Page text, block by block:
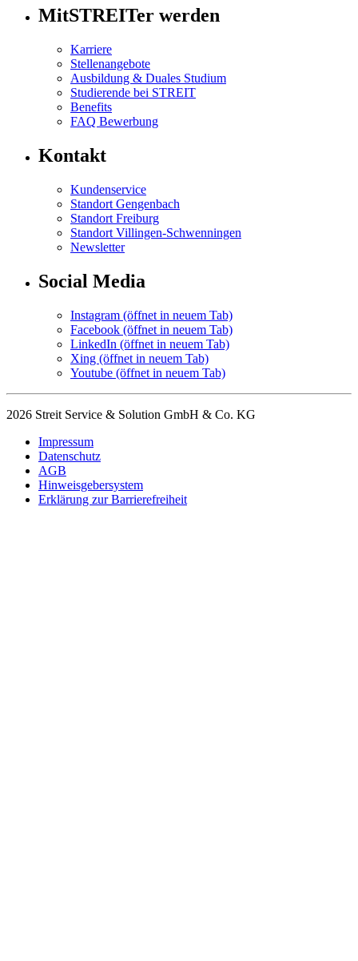
MitSTREITer werden
Karriere
Stellenangebote
Ausbildung & Duales Studium
Studierende bei STREIT
Benefits
FAQ Bewerbung
Kontakt
Kundenservice
Standort Gengenbach
Standort Freiburg
Standort Villingen-Schwenningen
Newsletter
Social Media
Instagram (öffnet in neuem Tab)
Facebook (öffnet in neuem Tab)
LinkedIn (öffnet in neuem Tab)
Xing (öffnet in neuem Tab)
Youtube (öffnet in neuem Tab)
2026 Streit Service & Solution GmbH & Co. KG
Impressum
Datenschutz
AGB
Hinweisgebersystem
Erklärung zur Barrierefreiheit